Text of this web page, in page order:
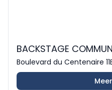
BACKSTAGE
Boulevard du Centenaire